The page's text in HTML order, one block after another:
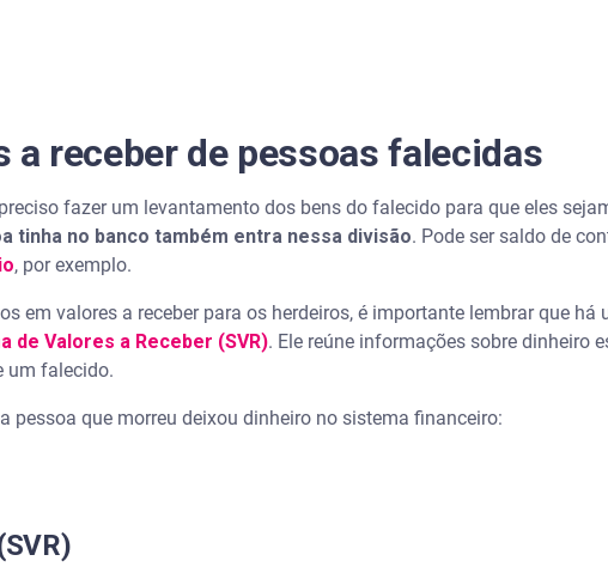
a receber de pessoas falecidas
fazer um levantamento dos bens do falecido para que eles
tinha no banco também entra nessa divisão. Pode ser saldo de
, por exemplo.
em valores a receber para os herdeiros, é importante lembrar que há
de Valores a Receber (SVR). Ele reúne informações sobre dinheiro
um falecido.
pessoa que morreu deixou dinheiro no sistema financeiro: